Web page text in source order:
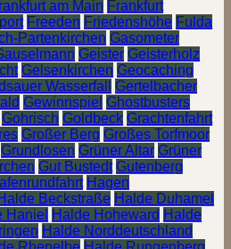
am Main Frankfurt
Freeden Friedenshöhe Fulda
Partenkirchen Gasometer
Geister Geisterholz
Gelsenkirchen Geocaching
Wasserfall
Gertelbacher
Gewinnspiel Ghostbusters
Gohrisch Goldbeck Grachtenfahrt
Großer Berg Großes Torfmoor
Grundlosen Grüner Altar Grüner
Gut Bustedt Gutenberg
Hagen
Beckstraße Halde Duhamel
Haniel Halde Hoheward Halde
Halde Norddeutschland